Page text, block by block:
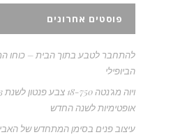
פוסטים אחרונים
להתחבר לטבע בתוך הבית – כוחו
הביופילי
אופטימיות לשנה החדש
עיצוב פנים בסימן המתחדש של